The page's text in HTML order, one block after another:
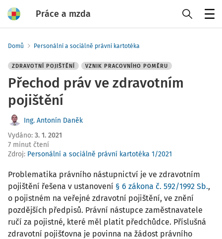
Práce a mzda
Domů Personální a sociálně právní kartotéka
ZDRAVOTNÍ POJIŠTĚNÍ VZNIK PRACOVNÍHO POMĚRU
Přechod práv ve zdravotním
pojištění
Ing. Antonín Daněk
Vydáno: 3. 1. 2021
7 minut čtení
Zdroj: Personální a sociálně právní kartotéka 1/2021
Problematika právního nástupnictví je ve zdravotním
pojištění řešena v ustanovení § 6 zákona č. 592/1992 Sb.,
o pojistném na veřejné zdravotní pojištění, ve znění
pozdějších předpisů. Právní nástupce zaměstnavatele
ručí za pojistné, které měl platit předchůdce. Příslušná
zdravotní pojišťovna je povinna na žádost právního